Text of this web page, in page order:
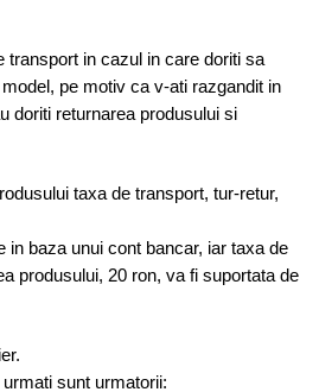
transport in cazul in care doriti sa
pe motiv ca v-ati razgandit in
doriti returnarea produsului si
taxa de transport, tur-retur,
in baza unui cont bancar, iar taxa de
produsului, 20 ron, va fi suportata de
sunt urmatorii: